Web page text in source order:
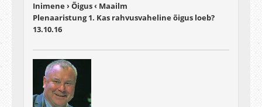
Inimene › Õigus ‹ Maailm
Plenaaristung 1. Kas rahvusvaheline õigus loeb?
13.10.16